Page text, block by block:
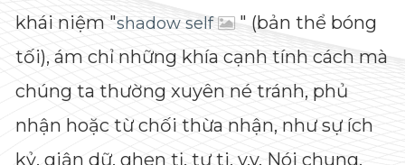
khái niệm "shadow self
" (bản thể bóng
tối), ám chỉ những khía cạnh tính cách mà
chúng ta thường xuyên né tránh, phủ
nhận hoặc từ chối thừa nhận, như sự ích
kỷ, giận dữ, ghen tị, tự ti, v.v. Nói chung,